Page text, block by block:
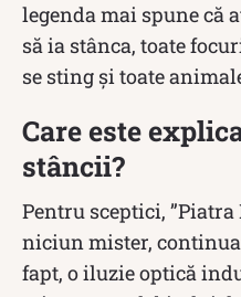
legenda mai spune că
să ia stânca, toate
se sting şi toate
Care este
stâncii?
Pentru sceptici,
niciun mister,
fapt, o iluzie optică